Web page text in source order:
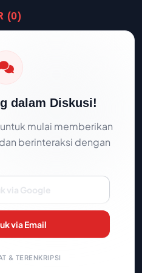
(0)
dalam Diskusi!
mulai memberikan
berinteraksi dengan
via Google
via Email
& TERENKRIPSI